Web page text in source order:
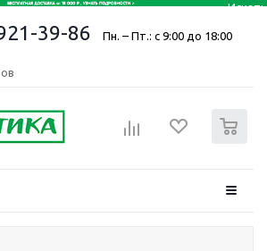
39-86 Пн. – Пт.: с 9:00 до 18:00